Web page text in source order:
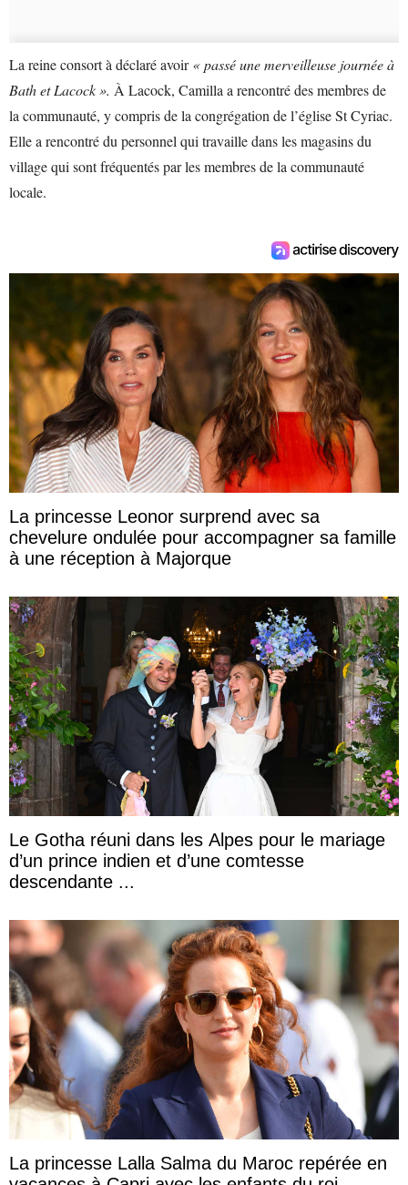
La reine consort à déclaré avoir« passé une merveilleuse journée à
Bath et Lacock ». À Lacock, Camilla a rencontré des membres de
la communauté, y compris de la congrégation de l’église St Cyriac.
Elle a rencontré du personnel qui travaille dans les magasins du
village qui sont fréquentés par les membres de la communauté
locale.
La princesse Leonor surprend avec sa
chevelure ondulée pour accompagner sa famille
à une réception à Majorque
Le Gotha réuni dans les Alpes pour le mariage
d’un prince indien et d’une comtesse
descendante ...
La princesse Lalla Salma du Maroc repérée en